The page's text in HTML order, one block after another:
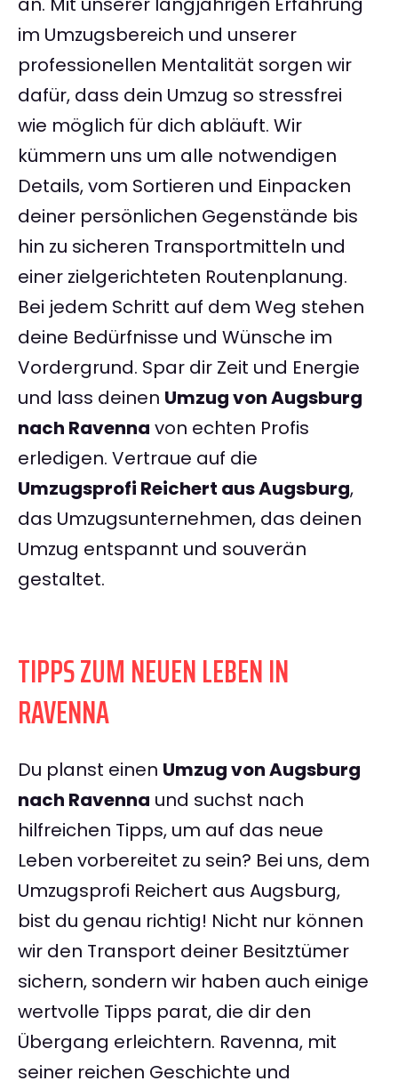
im Umzugsbereich und unserer
professionellen Mentalität sorgen wir
dafür, dass dein Umzug so stressfrei
wie möglich für dich abläuft. Wir
kümmern uns um alle notwendigen
Details, vom Sortieren und Einpacken
deiner persönlichen Gegenstände bis
hin zu sicheren Transportmitteln und
einer zielgerichteten Routenplanung.
Bei jedem Schritt auf dem Weg stehen
deine Bedürfnisse und Wünsche im
Vordergrund. Spar dir Zeit und Energie
und lass deinen Umzug von Augsburg
nach Ravenna von echten Profis
erledigen. Vertraue auf die
Umzugsprofi Reichert aus Augsburg,
das Umzugsunternehmen, das deinen
Umzug entspannt und souverän
gestaltet.
TIPPS ZUM NEUEN LEBEN IN
RAVENNA
Du planst einen Umzug von Augsburg
nach Ravenna und suchst nach
hilfreichen Tipps, um auf das neue
Leben vorbereitet zu sein? Bei uns, dem
Umzugsprofi Reichert aus Augsburg,
bist du genau richtig! Nicht nur können
wir den Transport deiner Besitztümer
sichern, sondern wir haben auch einige
wertvolle Tipps parat, die dir den
Übergang erleichtern. Ravenna, mit
seiner reichen Geschichte und